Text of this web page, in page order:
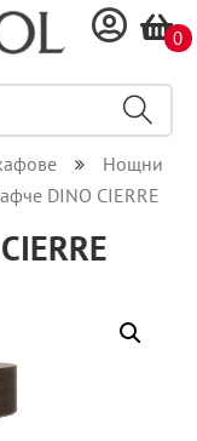
0
Нощни
DINO CIERRE